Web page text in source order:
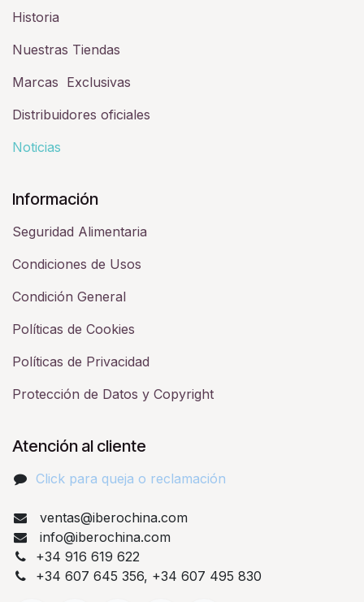
Historia​
Nuestras Tiendas
Marcas Exclusivas
Distribuidores oficiales
Noticias
Información
Seguridad Alimentaria
Condiciones de Usos
Condición General
Políticas de Cookies
Políticas de Privacidad
Protección de Datos y Copyright
Atención al cliente
Click para queja o reclamación​
ventas@iberochina.com
info@iberochina.com
+34 916 619 622
+34 607 645 356, +34 607 495 830